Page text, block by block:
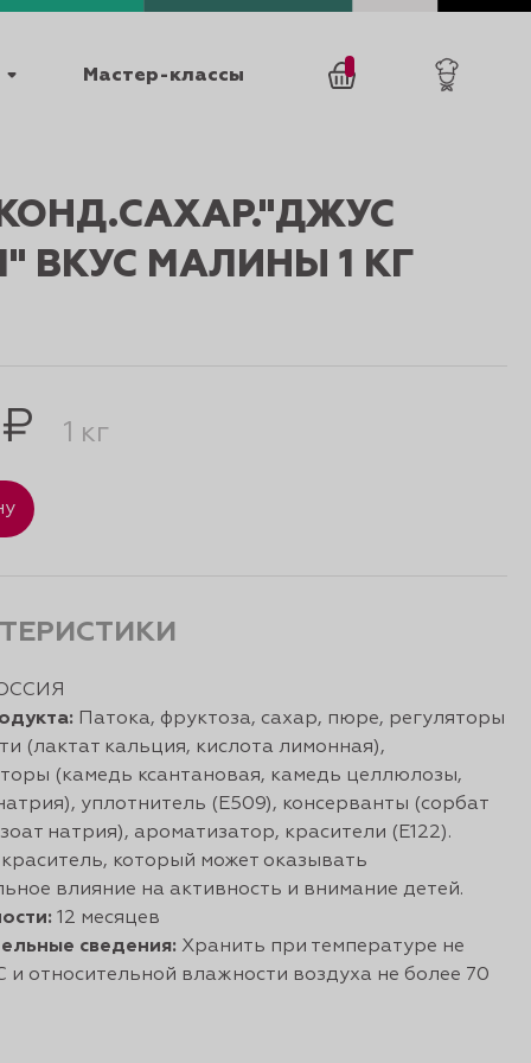
Мастер-классы
ВКУС МАЛИНЫ 1 КГ
1 кг
Патока, фруктоза, сахар, пюре, регуляторы
(лактат кальция, кислота лимонная),
(камедь ксантановая, камедь целлюлозы,
уплотнитель (Е509), консерванты (сорбат
натрия), ароматизатор, красители (Е122).
который может оказывать
влияние на активность и внимание детей.
12 месяцев
сведения: Хранить при температуре не
и относительной влажности воздуха не более 70